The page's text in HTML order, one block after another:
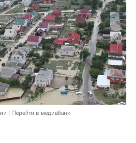
Перейти в медиабанк